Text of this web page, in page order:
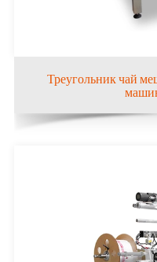
Треугольник чай